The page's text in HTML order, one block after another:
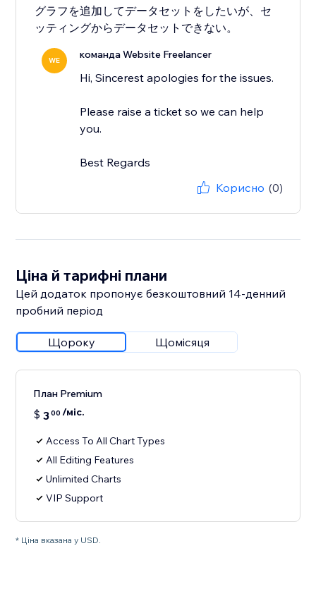
グラフを追加してデータセットをしたいが、セ
ッティングからデータセットできない。
WE команда Website Freelancer
Hi, Sincerest apologies for the issues.
Please raise a ticket so we can help
you.
Best Regards
Корисно (0)
Ціна й тарифні плани
Цей додаток пропонує безкоштовний 14‑денний
пробний період
Щороку Щомісяця
План Premium
$ 300 /міс.
Access To All Chart Types
All Editing Features
Unlimited Charts
VIP Support
* Ціна вказана у USD.